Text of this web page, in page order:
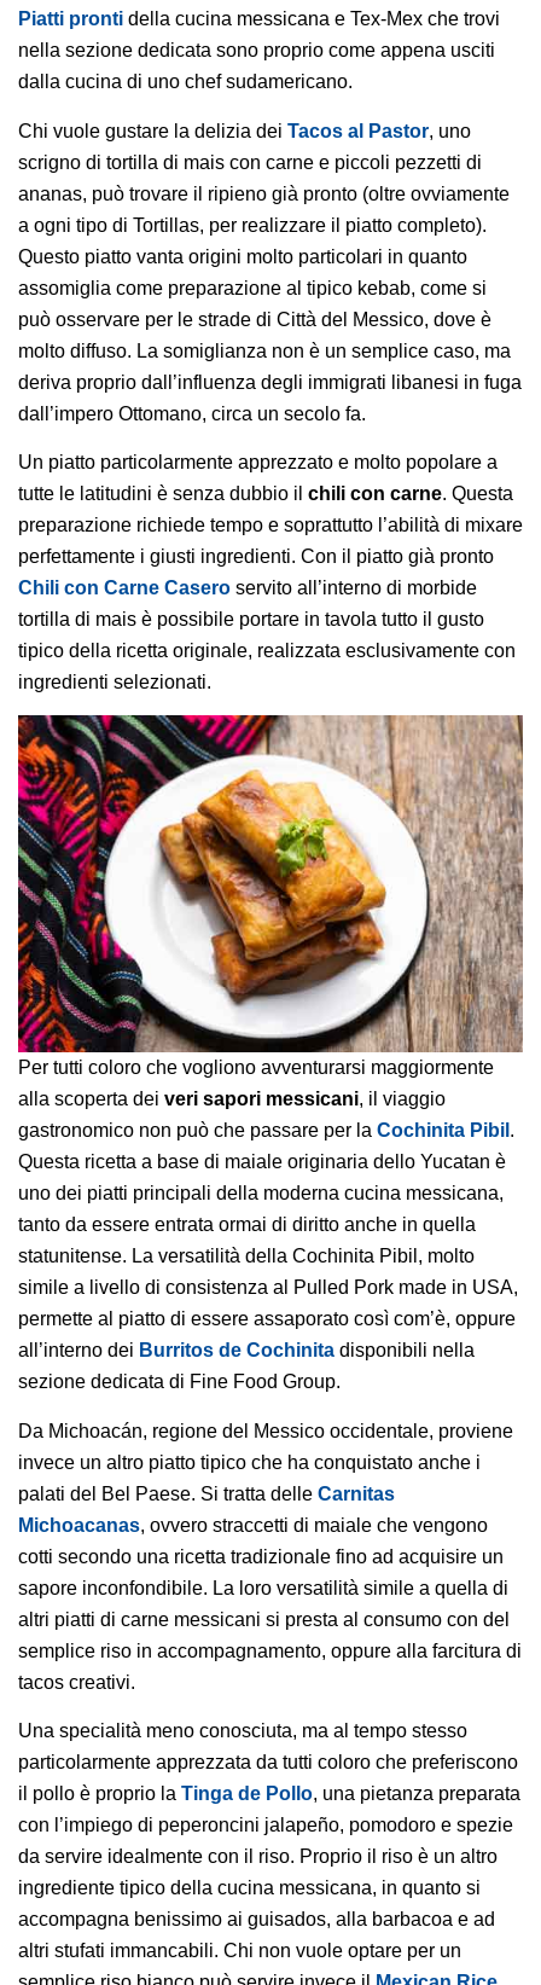
Piatti pronti della cucina messicana e Tex-Mex che trovi
nella sezione dedicata sono proprio come appena usciti
dalla cucina di uno chef sudamericano.
Chi vuole gustare la delizia dei Tacos al Pastor, uno
scrigno di tortilla di mais con carne e piccoli pezzetti di
ananas, può trovare il ripieno già pronto (oltre ovviamente
a ogni tipo di Tortillas, per realizzare il piatto completo).
Questo piatto vanta origini molto particolari in quanto
assomiglia come preparazione al tipico kebab, come si
può osservare per le strade di Città del Messico, dove è
molto diffuso. La somiglianza non è un semplice caso, ma
deriva proprio dall’influenza degli immigrati libanesi in fuga
dall’impero Ottomano, circa un secolo fa.
Un piatto particolarmente apprezzato e molto popolare a
tutte le latitudini è senza dubbio il chili con carne. Questa
preparazione richiede tempo e soprattutto l’abilità di mixare
perfettamente i giusti ingredienti. Con il piatto già pronto
Chili con Carne Casero servito all’interno di morbide
tortilla di mais è possibile portare in tavola tutto il gusto
tipico della ricetta originale, realizzata esclusivamente con
ingredienti selezionati.
Per tutti coloro che vogliono avventurarsi maggiormente
alla scoperta dei veri sapori messicani, il viaggio
gastronomico non può che passare per la Cochinita Pibil .
Questa ricetta a base di maiale originaria dello Yucatan è
uno dei piatti principali della moderna cucina messicana,
tanto da essere entrata ormai di diritto anche in quella
statunitense. La versatilità della Cochinita Pibil, molto
simile a livello di consistenza al Pulled Pork made in USA,
permette al piatto di essere assaporato così com’è, oppure
all’interno dei Burritos de Cochinita disponibili nella
sezione dedicata di Fine Food Group.
Da Michoacán, regione del Messico occidentale, proviene
invece un altro piatto tipico che ha conquistato anche i
palati del Bel Paese. Si tratta delle Carnitas
Michoacanas, ovvero straccetti di maiale che vengono
cotti secondo una ricetta tradizionale fino ad acquisire un
sapore inconfondibile. La loro versatilità simile a quella di
altri piatti di carne messicani si presta al consumo con del
semplice riso in accompagnamento, oppure alla farcitura di
tacos creativi.
Una specialità meno conosciuta, ma al tempo stesso
particolarmente apprezzata da tutti coloro che preferiscono
il pollo è proprio la Tinga de Pollo, una pietanza preparata
con l’impiego di peperoncini jalapeño, pomodoro e spezie
da servire idealmente con il riso. Proprio il riso è un altro
ingrediente tipico della cucina messicana, in quanto si
accompagna benissimo ai guisados, alla barbacoa e ad
altri stufati immancabili. Chi non vuole optare per un